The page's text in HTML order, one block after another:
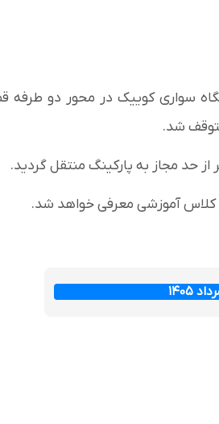
سواری کوییک در محور دو طرفه
آموزشی معرفی خواهد شد.